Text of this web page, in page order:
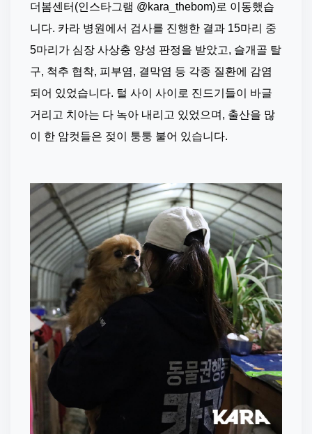
더봄센터(인스타그램 @kara_thebom)로 이동했습
니다. 카라 병원에서 검사를 진행한 결과 15마리 중
5마리가 심장 사상충 양성 판정을 받았고, 슬개골 탈
구, 척추 협착, 피부염, 결막염 등 각종 질환에 감염
되어 있었습니다. 털 사이 사이로 진드기들이 바글
거리고 치아는 다 녹아 내리고 있었으며, 출산을 많
이 한 암컷들은 젖이 퉁퉁 불어 있습니다.